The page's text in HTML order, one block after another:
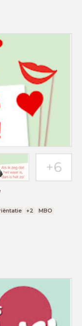
+2
MBO